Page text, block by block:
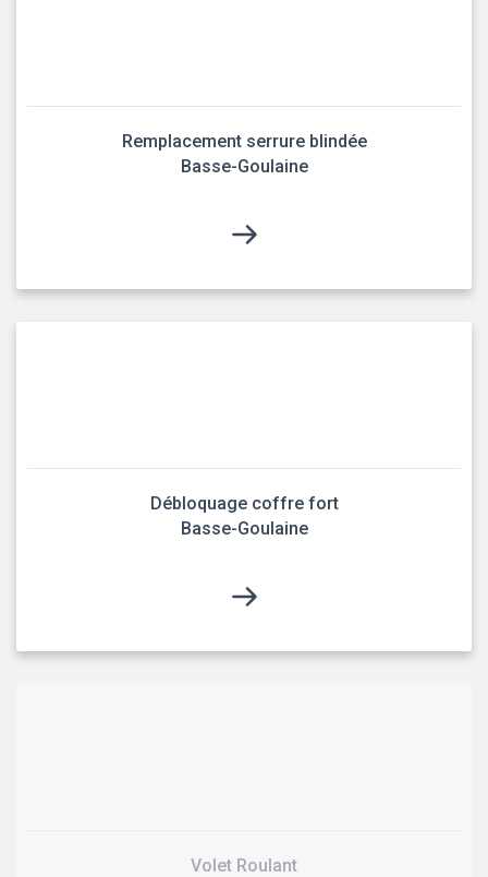
Remplacement serrure blindée
Basse-Goulaine
Débloquage coffre fort
Basse-Goulaine
Volet Roulant